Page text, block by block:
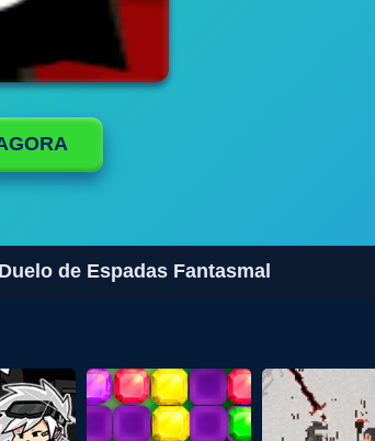
de Espadas Fantasmal